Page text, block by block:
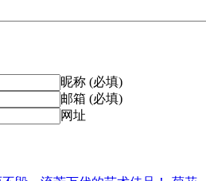
昵称 (必填)
邮箱 (必填)
网址